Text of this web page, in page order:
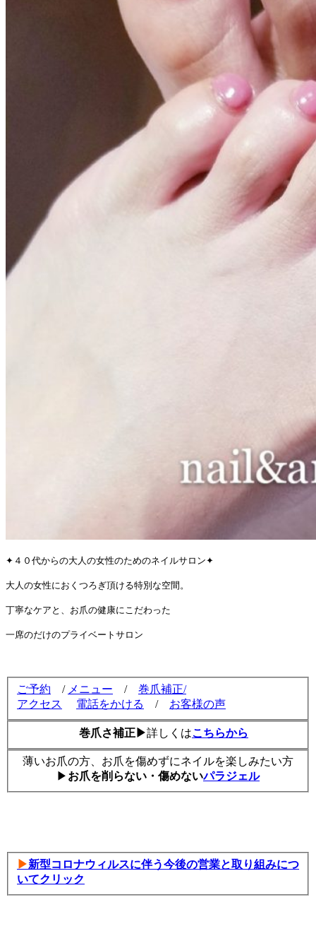
✦４０代からの大人の女性のためのネイルサロン✦
大人の女性におくつろぎ頂ける特別な空間。
丁寧なケアと、お爪の健康にこだわった
一席のだけのプライベートサロン
ご予約 / メニュー / 巻爪補正/
アクセス
電話をかける / お客様の声
巻爪さ補正▶詳しくはこちらから
薄いお爪の方、お爪を傷めずにネイルを楽しみたい方
▶ お爪を削らない・傷めないパラジェル
▶新型コロナウィルスに伴う今後の営業と取り組みにつ
いてクリック